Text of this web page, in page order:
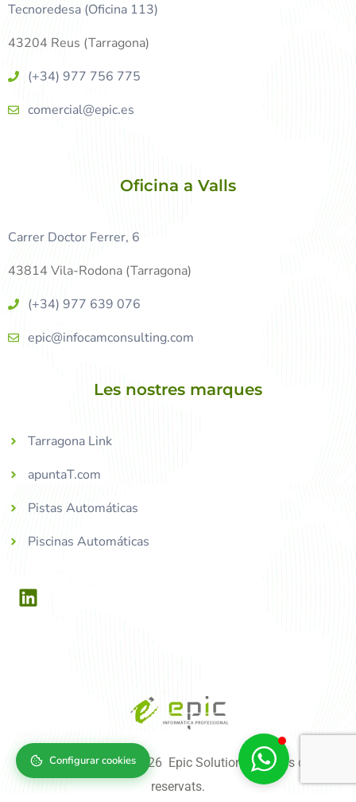
Tecnoredesa (Oficina 113)
43204 Reus (Tarragona)
(+34) 977 756 775
comercial@epic.es
Oficina a Valls
Carrer Doctor Ferrer, 6
43814 Vila-Rodona (Tarragona)
(+34) 977 639 076
epic@infocamconsulting.com
Les nostres marques
Tarragona Link
apuntaT.com
Pistas Automáticas
Piscinas Automáticas
Copyright © 2004-2026 Epic Solutions, tots els drets
reservats.
Configurar cookies